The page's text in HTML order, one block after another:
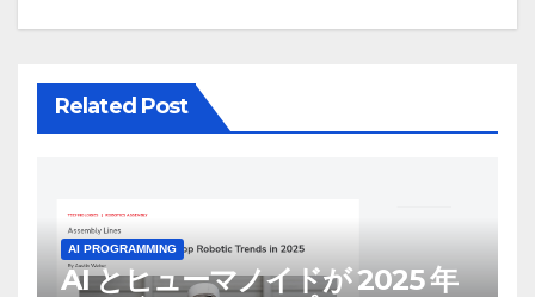
Related Post
AI PROGRAMMING
AI とヒューマノイドが 2025 年